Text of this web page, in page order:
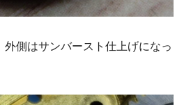
側はサンバースト仕上げになっ